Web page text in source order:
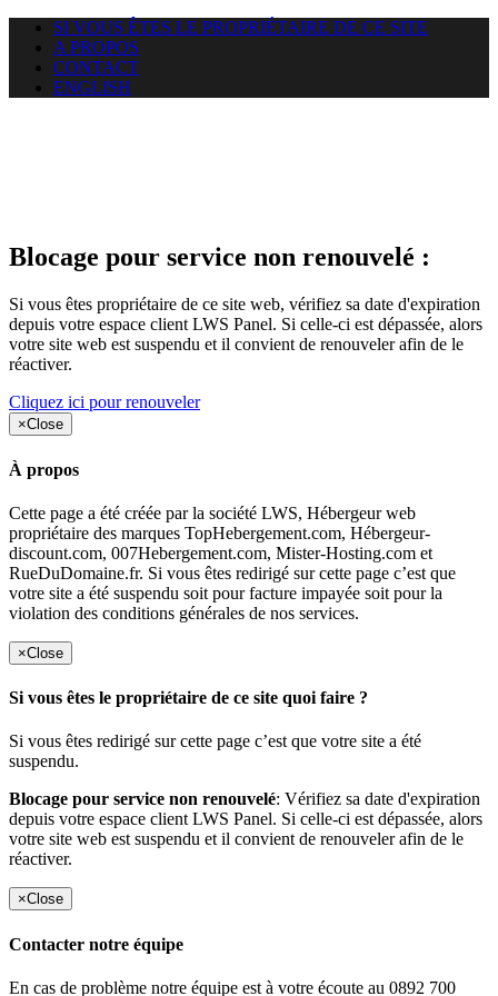
SI VOUS ÊTES LE PROPRIÉTAIRE DE CE SITE
A PROPOS
CONTACT
ENGLISH
Blocage pour service non renouvelé :
Si vous êtes propriétaire de ce site web, vérifiez sa date d'expiration
depuis votre espace client LWS Panel. Si celle-ci est dépassée, alors
votre site web est suspendu et il convient de renouveler afin de le
réactiver.
Cliquez ici pour renouveler
×Close
À propos
Cette page a été créée par la société LWS, Hébergeur web
propriétaire des marques TopHebergement.com, Hébergeur-
discount.com, 007Hebergement.com, Mister-Hosting.com et
RueDuDomaine.fr. Si vous êtes redirigé sur cette page c’est que
votre site a été suspendu soit pour facture impayée soit pour la
violation des conditions générales de nos services.
×Close
Si vous êtes le propriétaire de ce site quoi faire ?
Si vous êtes redirigé sur cette page c’est que votre site a été
suspendu.
Blocage pour service non renouvelé: Vérifiez sa date d'expiration
depuis votre espace client LWS Panel. Si celle-ci est dépassée, alors
votre site web est suspendu et il convient de renouveler afin de le
réactiver.
×Close
Contacter notre équipe
En cas de problème notre équipe est à votre écoute au 0892 700